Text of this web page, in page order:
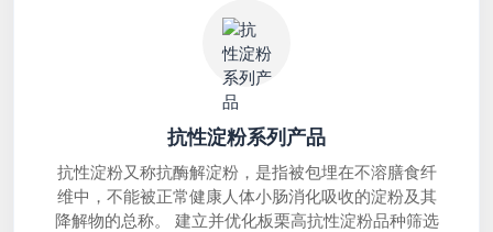
抗性淀粉系列产品
抗性淀粉又称抗酶解淀粉，是指被包埋在不溶膳食纤
维中，不能被正常健康人体小肠消化吸收的淀粉及其
降解物的总称。 建立并优化板栗高抗性淀粉品种筛选